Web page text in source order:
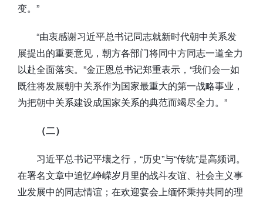
变。”
“由衷感谢习近平总书记同志就新时代朝中关系发
展提出的重要意见，朝方各部门将同中方同志一道全力
以赴全面落实。”金正恩总书记郑重表示，“我们会一如
既往将发展朝中关系作为国家最重大的第一战略事业，
为把朝中关系建设成国家关系的典范而竭尽全力。”
（二）
习近平总书记平壤之行，“历史”与“传统”是高频词。
在署名文章中追忆峥嵘岁月里的战斗友谊、社会主义事
业发展中的同志情谊；在欢迎宴会上缅怀秉持共同的理